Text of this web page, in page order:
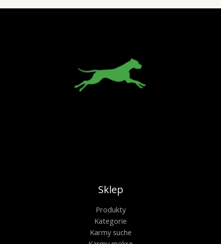
Sklep
Produkty
Kategorie
Karmy suche